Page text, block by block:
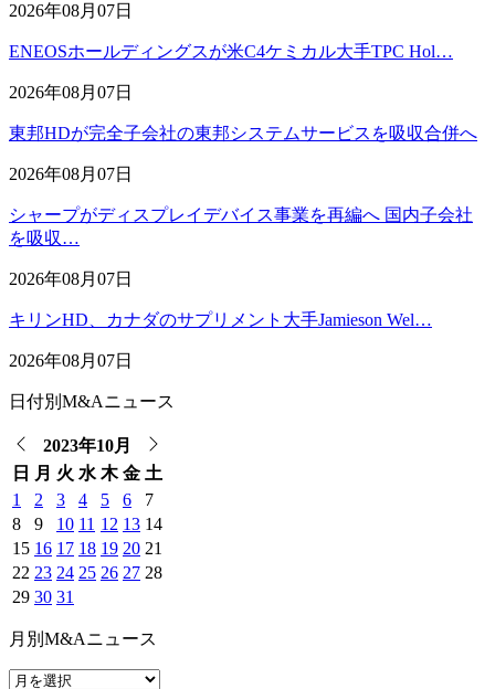
2026年08月07日
ENEOSホールディングスが米C4ケミカル大手TPC Hol…
2026年08月07日
東邦HDが完全子会社の東邦システムサービスを吸収合併へ
2026年08月07日
シャープがディスプレイデバイス事業を再編へ 国内子会社
を吸収…
2026年08月07日
キリンHD、カナダのサプリメント大手Jamieson Wel…
2026年08月07日
日付別M&Aニュース
2023年10月
日
月 火 水 木 金 土
1
2 3 4 5 6
7
8
9 10 11 12 13 14
15 16 17 18 19 20 21
22 23 24 25 26 27 28
29 30 31
月別M&Aニュース